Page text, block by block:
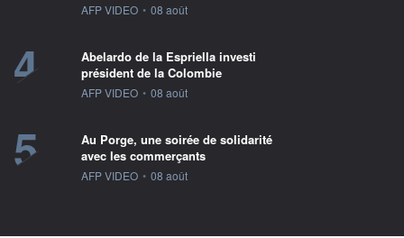
information fournie par
AFP VIDEO • 08 août
4
Abelardo de la Espriella investi
président de la Colombie
information fournie par
AFP VIDEO • 08 août
5
Au Porge, une soirée de solidarité
avec les commerçants
information fournie par
AFP VIDEO • 08 août